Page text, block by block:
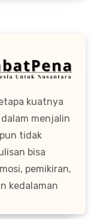
kuatnya
menjalin
tidak
bisa
pemikiran,
kedalaman